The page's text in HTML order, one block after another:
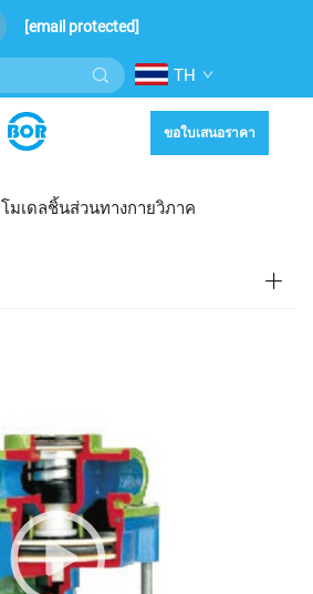
[email protected]
TH
ขอใบเสนอราคา
โมเดลชิ้นส่วนทางกายวิภาค